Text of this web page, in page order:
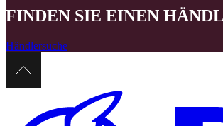
FINDEN SIE EINEN
Händlersuche